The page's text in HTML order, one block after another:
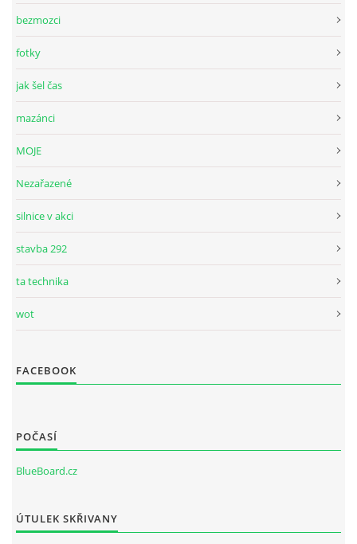
bezmozci
fotky
jak šel čas
mazánci
MOJE
Nezařazené
silnice v akci
stavba 292
ta technika
wot
FACEBOOK
POČASÍ
BlueBoard.cz
ÚTULEK SKŘIVANY